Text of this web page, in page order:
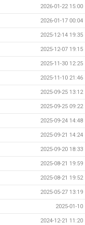
2026-01-22 15:00
2026-01-17 00:04
2025-12-14 19:35
2025-12-07 19:15
2025-11-30 12:25
2025-11-10 21:46
2025-09-25 13:12
2025-09-25 09:22
2025-09-24 14:48
2025-09-21 14:24
2025-09-20 18:33
2025-08-21 19:59
2025-08-21 19:52
2025-05-27 13:19
2025-01-10
2024-12-21 11:20